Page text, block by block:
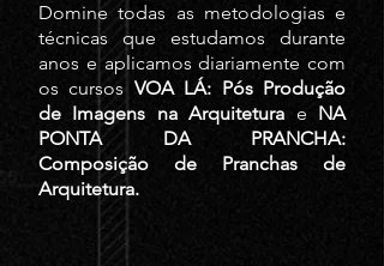
Domine todas as metodologias e
técnicas que estudamos durante
anos e aplicamos diariamente com
os cursos VOA LÁ: Pós Produção
de Imagens na Arquitetura e NA
PONTA DA PRANCHA:
Composição de Pranchas de
Arquitetura.